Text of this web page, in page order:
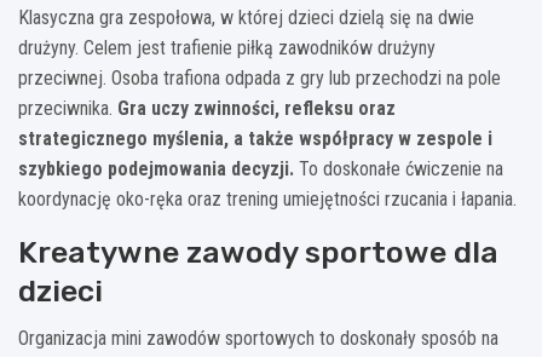
Klasyczna gra zespołowa, w której dzieci dzielą się na dwie
drużyny. Celem jest trafienie piłką zawodników drużyny
przeciwnej. Osoba trafiona odpada z gry lub przechodzi na pole
przeciwnika. Gra uczy zwinności, refleksu oraz
strategicznego myślenia, a także współpracy w zespole i
szybkiego podejmowania decyzji. To doskonałe ćwiczenie na
koordynację oko-ręka oraz trening umiejętności rzucania i łapania.
Kreatywne zawody sportowe dla
dzieci
Organizacja mini zawodów sportowych to doskonały sposób na